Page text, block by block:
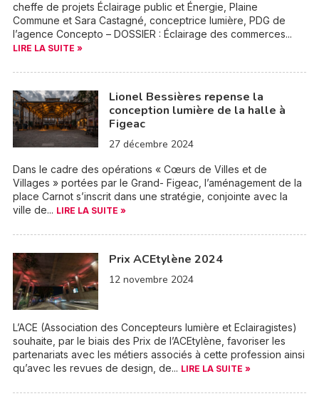
cheffe de projets Éclairage public et Énergie, Plaine
Commune et Sara Castagné, conceptrice lumière, PDG de
l’agence Concepto – DOSSIER : Éclairage des commerces...
LIRE LA SUITE »
Lionel Bessières repense la
conception lumière de la halle à
Figeac
27 décembre 2024
Dans le cadre des opérations « Cœurs de Villes et de
Villages » portées par le Grand- Figeac, l’aménagement de la
place Carnot s’inscrit dans une stratégie, conjointe avec la
ville de... LIRE LA SUITE »
Prix ACEtylène 2024
12 novembre 2024
L’ACE (Association des Concepteurs lumière et Eclairagistes)
souhaite, par le biais des Prix de l’ACEtylène, favoriser les
partenariats avec les métiers associés à cette profession ainsi
qu’avec les revues de design, de... LIRE LA SUITE »